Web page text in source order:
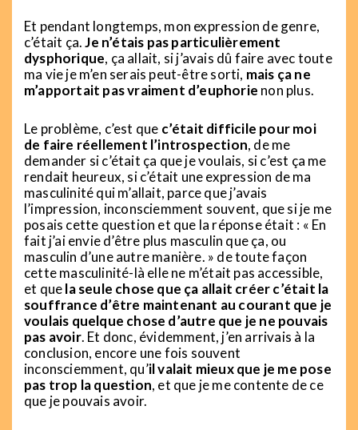
Et pendant longtemps, mon expression de genre,
c’était ça.Je n’étais pas particulièrement
dysphorique, ça allait, si j’avais dû faire avec toute
ma vie je m’en serais peut-être sorti, mais ça ne
m’apportait pas vraiment d’euphorie non plus.
Le problème, c’est que c’était difficile pour moi
de faire réellement l’introspection, de me
demander si c’était ça que je voulais, si c’est ça me
rendait heureux, si c’était une expression de ma
masculinité qui m’allait, parce que j’avais
l’impression, inconsciemment souvent, que si je me
posais cette question et que la réponse était : « En
fait j’ai envie d’être plus masculin que ça, ou
masculin d’une autre manière. » de toute façon
cette masculinité-là elle ne m’était pas accessible,
et quela seule chose que ça allait créer c’était la
souffrance d’être maintenant au courant que je
voulais quelque chose d’autre que je ne pouvais
pas avoir. Et donc, évidemment, j’en arrivais à la
conclusion, encore une fois souvent
inconsciemment, qu’il valait mieux que je me pose
pas trop la question, et que je me contente de ce
que je pouvais avoir.